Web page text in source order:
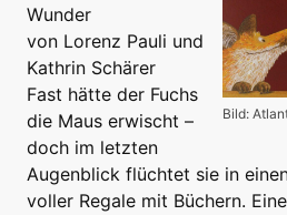
Bild:
Wunder
von Lorenz Pauli und
Kathrin Schärer
Fast hätte der Fuchs
die Maus erwischt –
doch im letzten
Augenblick flüchtet sie in
voller Regale mit Büchern.